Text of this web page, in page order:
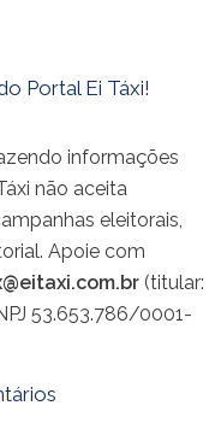
Portal Ei Táxi!
informações
não aceita
eleitorais,
Apoie com
(titular:
53.653.786/0001-